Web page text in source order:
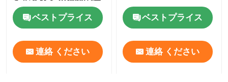
90*53*23mmサイズ
ベストプライス
連絡 ください
ベストプライス
連絡 ください